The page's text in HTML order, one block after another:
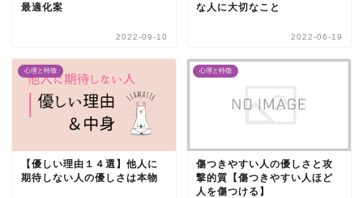
最適化案
2022-09-10
な人に大切なこと
2022-06-19
心理と特徴
【優しい理由１４選】他人に
期待しない人の優しさは本物
心理と特徴
傷つきやすい人の優しさと攻
撃的質【傷つきやすい人ほど
人を傷つける】